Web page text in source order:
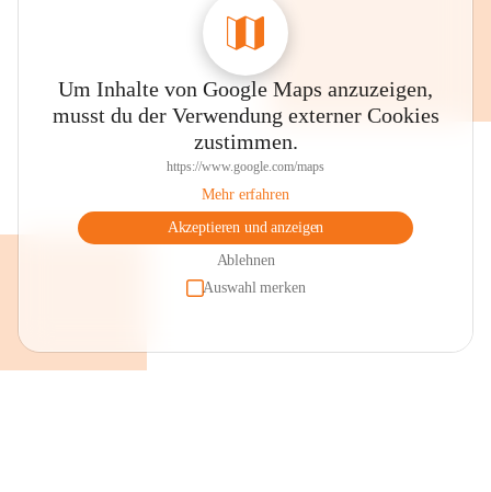
Um Inhalte von Google Maps anzuzeigen,
musst du der Verwendung externer Cookies
zustimmen.
https://www.google.com/maps
Mehr erfahren
Akzeptieren und anzeigen
Ablehnen
Auswahl merken